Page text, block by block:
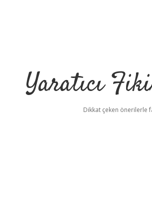
Yaratıcı
Dikkat çeken önerilerle